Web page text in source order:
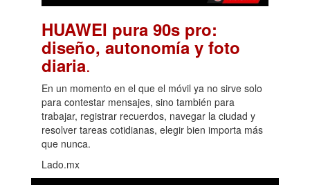
HUAWEI pura 90s pro:
diseño, autonomía y foto
diaria.
En un momento en el que el móvil ya no sirve solo
para contestar mensajes, sino también para
trabajar, registrar recuerdos, navegar la ciudad y
resolver tareas cotidianas, elegir bien importa más
que nunca.
Lado.mx